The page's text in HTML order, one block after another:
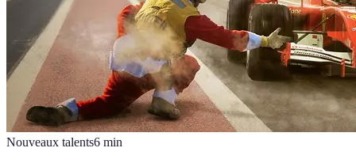
Nouveaux talents6 min